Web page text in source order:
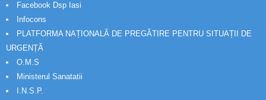
Facebook Dsp Iasi
Infocons
PLATFORMA NAȚIONALĂ DE PREGĂTIRE PENTRU SITUAȚII DE
URGENȚĂ
O.M.S
Ministerul Sanatatii
I.N.S.P.